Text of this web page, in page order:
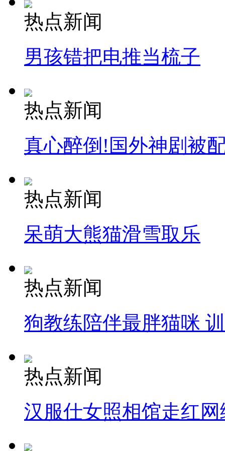
热点新闻
男孩错把电推当梳子
热点新闻
真心醉倒!国外神剧被
热点新闻
呆萌大熊猫滑雪取乐
热点新闻
狗教练陪伴最胖猫咪
热点新闻
汉服仕女照相馆走红网